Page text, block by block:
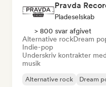
Pravda
Pladeselskab
> 800 svar afgivet
Alternative rockDream
Indie-pop
Underskriv kontrakter
musik
Alternative rock Dream